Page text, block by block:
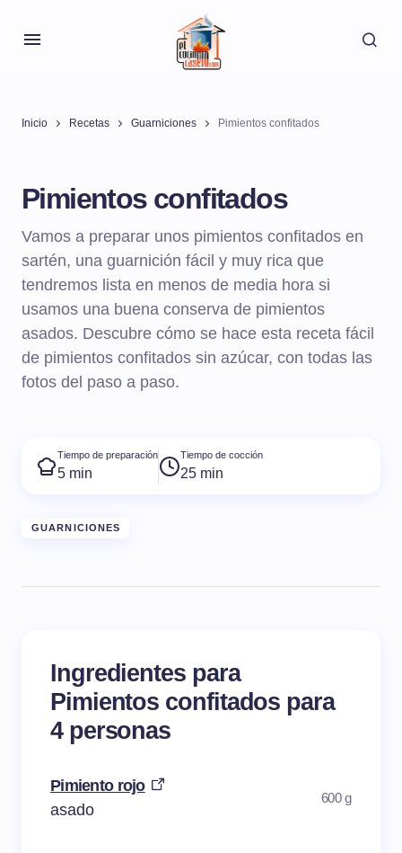
Inicio Recetas Guarniciones Pimientos confitados
Pimientos confitados
Vamos a preparar unos pimientos confitados en
sartén, una guarnición fácil y muy rica que
tendremos lista en menos de media hora si
usamos una buena conserva de pimientos
asados. Descubre cómo se hace esta receta fácil
de pimientos confitados sin azúcar, con todas las
fotos del paso a paso.
Tiempo de preparación
5 min
Tiempo de cocción
25 min
GUARNICIONES
Ingredientes para
Pimientos confitados para
4 personas
Pimiento rojo
asado
600 g